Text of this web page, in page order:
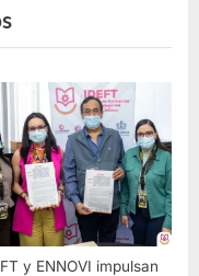
y ENNOVI impulsan